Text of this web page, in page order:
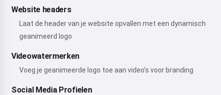
Website headers
Laat de header van je website opvallen met een dynamisch
geanimeerd logo
Videowatermerken
Voeg je geanimeerde logo toe aan video's voor branding
Social Media Profielen